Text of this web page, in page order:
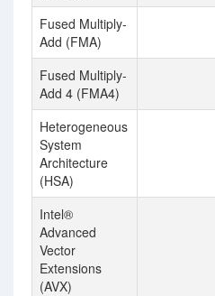
Fused Multiply-
Add (FMA)
Fused Multiply-
Add 4 (FMA4)
Heterogeneous
System
Architecture
(HSA)
Intel®
Advanced
Vector
Extensions
(AVX)